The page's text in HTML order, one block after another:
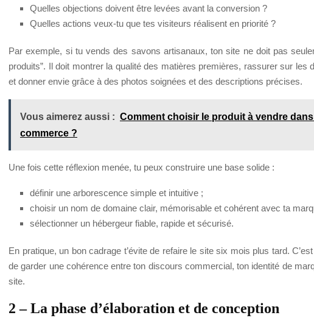
Quelles objections doivent être levées avant la conversion ?
Quelles actions veux-tu que tes visiteurs réalisent en priorité ?
Par exemple, si tu vends des savons artisanaux, ton site ne doit pas
produits”. Il doit montrer la qualité des matières premières, rassurer sur les
et donner envie grâce à des photos soignées et des descriptions précises.
Vous aimerez aussi : Comment choisir le produit à vendre
commerce ?
Une fois cette réflexion menée, tu peux construire une base solide :
définir une arborescence simple et intuitive ;
choisir un nom de domaine clair, mémorisable et cohérent avec ta
sélectionner un hébergeur fiable, rapide et sécurisé.
En pratique, un bon cadrage t’évite de refaire le site six mois plus tard.
de garder une cohérence entre ton discours commercial, ton identité de
site.
2 – La phase d’élaboration et de conception